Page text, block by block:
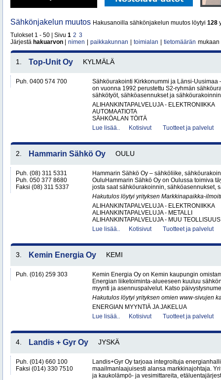
Sähkönjakelun muutos Hakusanoilla sähkönjakelun muutos löytyi 128
Tulokset 1 - 50 | Sivu 1 2 3
Järjestä hakuarvon nimen paikkakunnan toimialan tietomäärän mukaan
1. Top-Unit Oy KYLMÄLÄ
Puh. 0400 574 700
Sähköurakointi Kirkkonummi ja Länsi-Uusimaa
on vuonna 1992 perustettu S2-ryhmän
sähkötyöt, sähköasennukset ja
ALIHANKINTAPALVELUJA - ELEKTRONIIKKA
AUTOMAATIOTA
SÄHKÖALAN TÖITÄ
Lue lisää..
Kotisivut Tuotteet ja palvelut
2. Hammarin Sähkö Oy OULU
Puh. (08) 311 5331
Puh. 050 377 8680
Faksi (08) 311 5337
Hammarin Sähkö Oy – sähköliike,
OuluHammarin Sähkö Oy on Oulussa toimiva
josta saat sähköurakoinnin, sähköasennukset,
Hakutulos löytyi yrityksen Markkinapaikka-
ALIHANKINTAPALVELUJA - ELEKTRONIIKKA
ALIHANKINTAPALVELUJA - METALLI
ALIHANKINTAPALVELUJA - MUU
Lue lisää..
Kotisivut Tuotteet ja palvelut
3. Kemin Energia Oy KEMI
Puh. (016) 259 303
Kemin Energia Oy on Kemin kaupungin
Energian liiketoiminta-alueeseen kuuluu
myynti ja asennuspalvelut. Katso
Hakutulos löytyi yrityksen omien www-sivujen
ENERGIAN MYYNTIÄ JA JAKELUA
Lue lisää..
Kotisivut Tuotteet ja palvelut
4. Landis + Gyr Oy JYSKÄ
Puh. (014) 660 100
Faksi (014) 330 7510
Landis+Gyr Oy tarjoaa integroituja
maailmanlaajuisesti alansa markkinajohtaja.
ja kaukolämpö- ja vesimittareita,